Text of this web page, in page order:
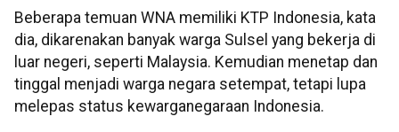
Beberapa temuan WNA memiliki KTP Indonesia, kata
dia, dikarenakan banyak warga Sulsel yang bekerja di
luar negeri, seperti Malaysia. Kemudian menetap dan
tinggal menjadi warga negara setempat, tetapi lupa
melepas status kewarganegaraan Indonesia.